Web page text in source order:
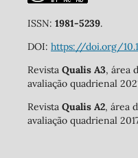
ISSN: 1981-5239.
DOI: https://doi.org/
Revista Qualis A3, área
avaliação quadrienal
Revista Qualis A2, área
avaliação quadrienal